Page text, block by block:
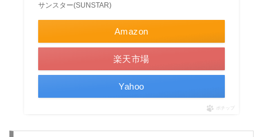
サンスター(SUNSTAR)
Amazon
楽天市場
Yahoo
ポチップ